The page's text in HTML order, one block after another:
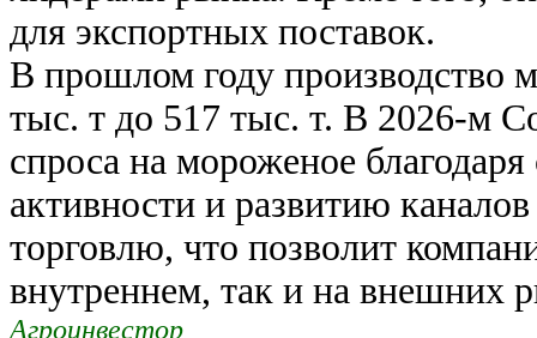
для экспортных поставок.
В прошлом году производство
тыс. т до 517 тыс. т. В 2026-м
спроса на мороженое
активности и развитию
торговлю, что позволит
внутреннем, так и на внешних
Агроинвестор